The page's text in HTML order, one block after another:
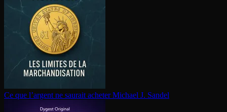
Ce que l’argent ne saurait acheter Michael J. Sandel